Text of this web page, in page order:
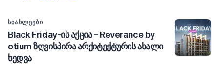
ᲡᲘᲐᲮᲚᲔᲔᲑᲘ
Black Friday-ის აქცია – Reverance by
otium ზღვისპირა არქიტექტურის ახალი
ხედვა